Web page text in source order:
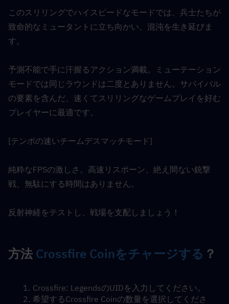
このスリリングでハイスピードなモードでは、兵士たちが
致命的なミュータントに立ち向かい、混沌を生き延びま
す。
予測不能で手に汗握るアクション満載。ミューテーション
モードでは同じラウンドは二度とありません。サバイバル
の要素を含んだ、速くてスリリングなゲームプレイを好む
プレイヤーに最適です。
[テンポの速いチームデスマッチモード]
純粋なFPSの激しさ。高速リスポーン、絶え間ない銃撃
戦、無駄にする時間はありません。
反射神経をテストし、戦場を支配しましょう！
方法 Crossfire Coinをチャージする ？
Crossfire: LegendsのUIDを入力してください。
希望するCrossfire Coinの数量を選択してくださ